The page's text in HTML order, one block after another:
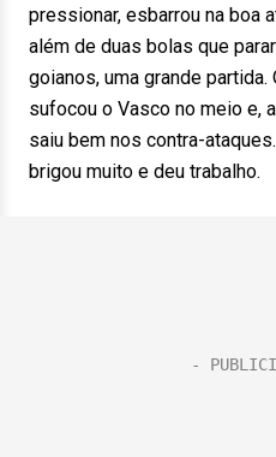
pressionar, esbarrou na boa
além de duas bolas que
goianos, uma grande
sufocou o Vasco no meio e,
saiu bem nos contra-
brigou muito e deu trabalho.